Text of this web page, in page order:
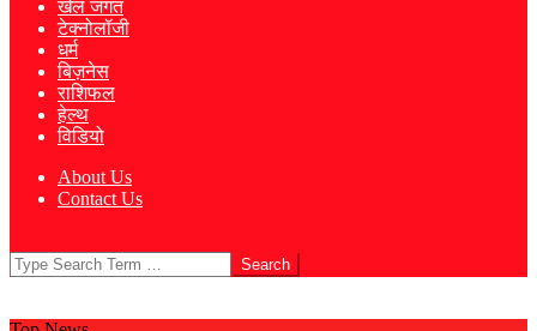
खेल जगत
टेक्नोलॉजी
धर्म
बिज़नेस
राशिफल
हेल्थ
विडियो
About Us
Contact Us
Search